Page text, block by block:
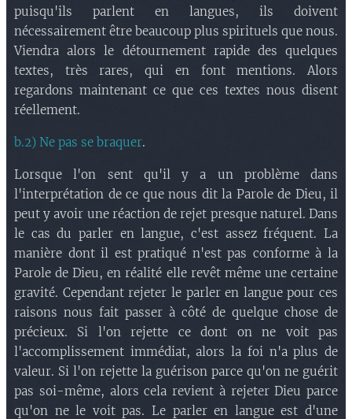
puisqu'ils parlent en langues, ils doivent
nécessairement être beaucoup plus spirituels que nous.
Viendra alors le détournement rapide des quelques
textes, très rares, qui en font mentions. Alors
regardons maintenant ce que ces textes nous disent
réellement.
b.2) Ne pas se braquer.
Lorsque l'on sent qu'il y a un problème dans
l'interprétation de ce que nous dit la Parole de Dieu, il
peut y avoir une réaction de rejet presque naturel. Dans
le cas du parler en langue, c'est assez fréquent. La
manière dont il est pratiqué n'est pas conforme à la
Parole de Dieu, en réalité elle revêt même une certaine
gravité. Cependant rejeter le parler en langue pour ces
raisons nous fait passer à côté de quelque chose de
précieux. Si l'on rejette ce dont on ne voit pas
l'accomplissement immédiat, alors la foi n'a plus de
valeur. Si l'on rejette la guérison parce qu'on ne guérit
pas soi-même, alors cela revient à rejeter Dieu parce
qu'on ne le voit pas. Le parler en langue est d'une